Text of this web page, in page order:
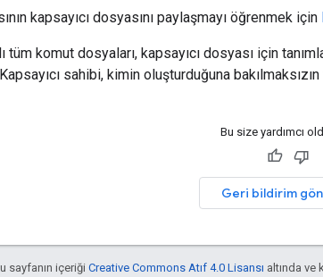
kapsayıcı dosyasını paylaşmayı öğrenmek için
tüm komut dosyaları, kapsayıcı dosyası için
Kapsayıcı sahibi, kimin oluşturduğuna
Bu size yardımcı
Geri bildirim
sayfanın içeriği Creative Commons Atıf 4.0 Lisansı altında ve